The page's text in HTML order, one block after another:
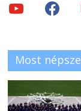
Most